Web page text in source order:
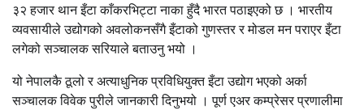
३२ हजार थान इँटा काँकरभिट्टा नाका हुँदै भारत पठाइएको छ । भारतीय
व्यवसायीले उद्योगको अवलोकनसँगै इँटाको गुणस्तर र मोडल मन पराएर इँटा
लगेको सञ्चालक सरियाले बताउनु भयो ।
यो नेपालकै ठूलो र अत्याधुनिक प्रविधियुक्त इँटा उद्योग भएको अर्का
सञ्चालक विवेक पुरीले जानकारी दिनुभयो । पूर्ण एअर कम्प्रेसर प्रणालीमा